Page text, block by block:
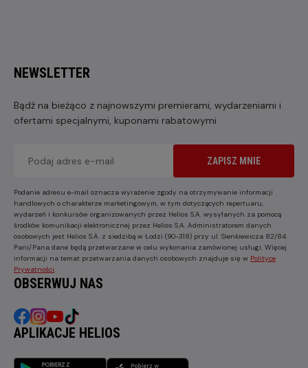
NEWSLETTER
Bądź na bieżąco z najnowszymi premierami, wydarzeniami i
ofertami specjalnymi, kuponami rabatowymi
ZAPISZ MNIE
Podanie adresu e-mail oznacza wyrażenie zgody na otrzymywanie informacji
handlowych o charakterze marketingowym, w tym dotyczących repertuaru,
wydarzeń i konkursów organizowanych przez Helios S.A. wysyłanych za pomocą
środków komunikacji elektronicznej przez Helios S.A. Administratorem danych
osobowych jest Helios S.A. z siedzibą w Łodzi (90-318) przy ul. Sienkiewicza 82/84.
Pani/Pana dane będą przetwarzane w celu wykonania zamówionej usługi. Więcej
informacji na temat przetwarzania danych osobowych znajduje się w Polityce
Prywatności
OBSERWUJ NAS
APLIKACJE HELIOS